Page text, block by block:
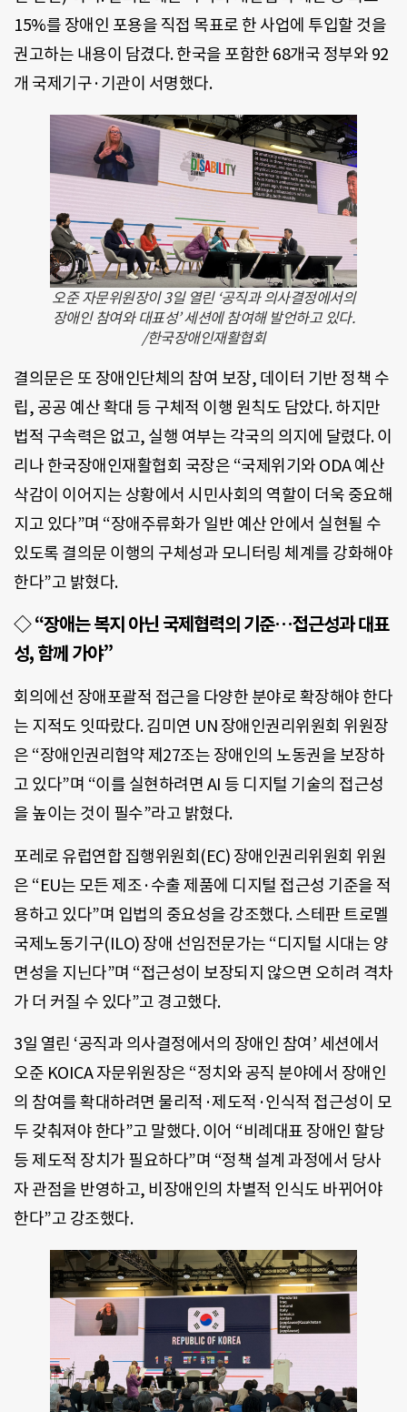
15%를 장애인 포용을 직접 목표로 한 사업에 투입할 것을
권고하는 내용이 담겼다. 한국을 포함한 68개국 정부와 92
개 국제기구·기관이 서명했다.
오준 자문위원장이 3일 열린 ‘공직과 의사결정에서의
장애인 참여와 대표성’ 세션에 참여해 발언하고 있다.
/한국장애인재활협회
결의문은 또 장애인단체의 참여 보장, 데이터 기반 정책 수
립, 공공 예산 확대 등 구체적 이행 원칙도 담았다. 하지만
법적 구속력은 없고, 실행 여부는 각국의 의지에 달렸다. 이
리나 한국장애인재활협회 국장은 “국제위기와 ODA 예산
삭감이 이어지는 상황에서 시민사회의 역할이 더욱 중요해
지고 있다”며 “장애주류화가 일반 예산 안에서 실현될 수
있도록 결의문 이행의 구체성과 모니터링 체계를 강화해야
한다”고 밝혔다.
◇ “장애는 복지 아닌 국제협력의 기준…접근성과 대표
성, 함께 가야”
회의에선 장애포괄적 접근을 다양한 분야로 확장해야 한다
는 지적도 잇따랐다. 김미연 UN 장애인권리위원회 위원장
은 “장애인권리협약 제27조는 장애인의 노동권을 보장하
고 있다”며 “이를 실현하려면 AI 등 디지털 기술의 접근성
을 높이는 것이 필수”라고 밝혔다.
포레로 유럽연합 집행위원회(EC) 장애인권리위원회 위원
은 “EU는 모든 제조·수출 제품에 디지털 접근성 기준을 적
용하고 있다”며 입법의 중요성을 강조했다. 스테판 트로멜
국제노동기구(ILO) 장애 선임전문가는 “디지털 시대는 양
면성을 지닌다”며 “접근성이 보장되지 않으면 오히려 격차
가 더 커질 수 있다”고 경고했다.
3일 열린 ‘공직과 의사결정에서의 장애인 참여’ 세션에서
오준 KOICA 자문위원장은 “정치와 공직 분야에서 장애인
의 참여를 확대하려면 물리적·제도적·인식적 접근성이 모
두 갖춰져야 한다”고 말했다. 이어 “비례대표 장애인 할당
등 제도적 장치가 필요하다”며 “정책 설계 과정에서 당사
자 관점을 반영하고, 비장애인의 차별적 인식도 바뀌어야
한다”고 강조했다.